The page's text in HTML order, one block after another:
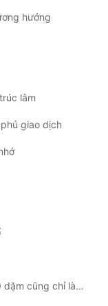
hướng
lâm
giao dịch
Chương 36: Người đi trăm dặm, thì 90 dặm cũng chỉ là nửa chặng đường